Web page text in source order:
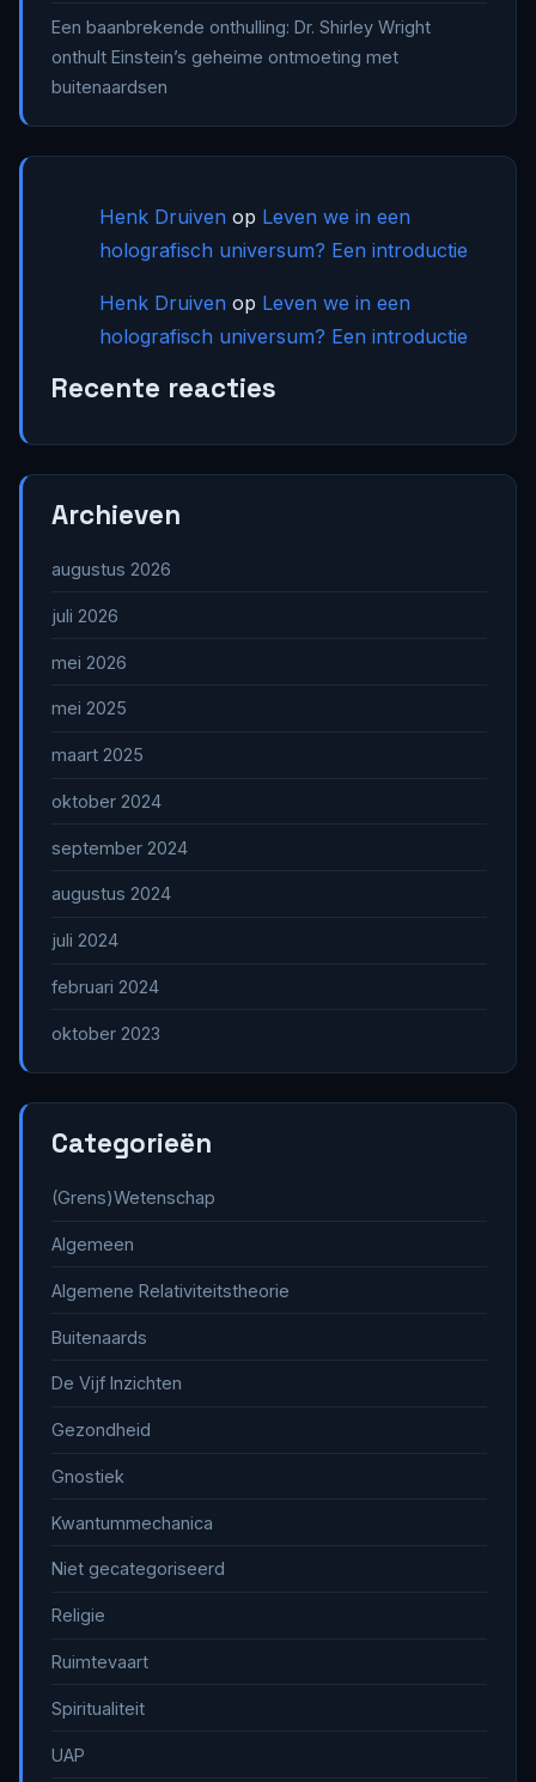
Een baanbrekende onthulling: Dr. Shirley Wright
onthult Einstein’s geheime ontmoeting met
buitenaardsen
Henk Druiven op Leven we in een
holografisch universum? Een introductie
Henk Druiven op Leven we in een
holografisch universum? Een introductie
Recente reacties
Archieven
augustus 2026
juli 2026
mei 2026
mei 2025
maart 2025
oktober 2024
september 2024
augustus 2024
juli 2024
februari 2024
oktober 2023
Categorieën
(Grens)Wetenschap
Algemeen
Algemene Relativiteitstheorie
Buitenaards
De Vijf Inzichten
Gezondheid
Gnostiek
Kwantummechanica
Niet gecategoriseerd
Religie
Ruimtevaart
Spiritualiteit
UAP